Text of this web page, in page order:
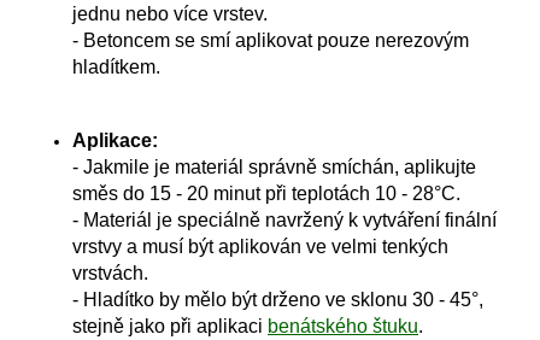
jednu nebo více vrstev.
- Betoncem se smí aplikovat pouze nerezovým
hladítkem.
Aplikace:
- Jakmile je materiál správně smíchán, aplikujte
směs do 15 - 20 minut při teplotách 10 - 28°C.
- Materiál je speciálně navržený k vytváření finální
vrstvy a musí být aplikován ve velmi tenkých
vrstvách.
- Hladítko by mělo být drženo ve sklonu 30 - 45°,
stejně jako při aplikaci benátského štuku.